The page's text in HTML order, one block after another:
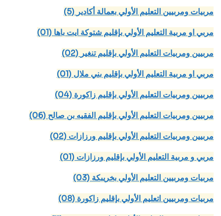
(5) مربيات ومربيين التعليم الأولي بعمالة أكادير
(01) مربي او مربية التعليم الأولي بإقليم شتوكة ايت باها
(02) مربيين ومربيات التعليم الأولي بإقليم تنغير
(01) مربي او مربية التعليم الأولي بإقليم بني ملال
(04) مربيين ومربيات التعليم الأولي بإقليم زاكورة
(06) مربيين ومربيات التعليم الأولي بإقليم الفقيه بن صالح
(02) مربيين ومربيات التعليم الأولي بإقليم ورزازات
(01) مربي و مربية التعليم الأولي بإقليم ورزازات
(03) مربيات ومربيين التعليم الأولي بخريبكة
(08) مربيات ومربيين اتعليم الأولي بإقليم زاكورة